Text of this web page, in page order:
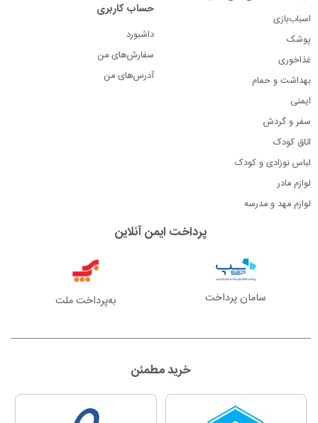
اسباب‌بازی
پوشک
غذاخوری
بهداشت و حمام
ایمنی
سفر و گردش
اتاق کودک
لباس نوزادی و کودک
لوازم مادر
لوازم مهد و مدرسه
حساب کاربری
داشبورد
سفارش‌های من
آدرس‌های من
پرداخت ایمن آنلاین
سامان پرداخت به‌پرداخت ملت
خرید مطمئن